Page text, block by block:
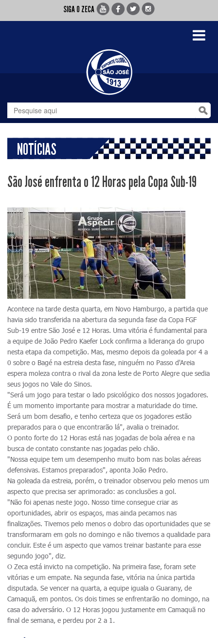
SIGA O ZECA
Toggle
NOTÍCIAS
São José enfrenta o 12 Horas pela Copa Sub-19
Acontece na tarde desta quarta, em Novo Hamburgo, a partida que
havia sido transferida na abertura da segunda fase da Copa FGF
Sub-19 entre São José e 12 Horas. Uma vitória é fundamental para
a equipe de João Pedro Kaefer Lock confirma a liderança do grupo
nesta etapa da competição. Mas, mesmo depois da goleada por 4 a
0 sobre o Bagé na estreia desta fase, ninguém no Passo d'Areia
espera moleza contra o rival da zona leste de Porto Alegre que sedia
seus jogos no Vale do Sinos.
"Será um jogo para testar o lado psicológico dos nossos jogadores.
É um momento importante para mostrar a maturidade do time.
Será um bom desafio, e tenho certeza que os jogadores estão
preparados para o que encontrarão lá", avalia o treinador.
O ponto forte do 12 Horas está nas jogadas de bola aérea e na
busca de contato constante nas jogadas pelo chão.
"Nossa equipe tem um desempenho muito bom nas bolas aéreas
defensivas. Estamos preparados", aponta João Pedro.
Na goleada da estreia, porém, o treinador observou pelo menos um
aspecto que precisa ser aprimorado: as conclusões a gol.
"Não foi apenas neste jogo. Nosso time consegue criar as
oportunidades, abrir os espaços, mas ainda pecamos nas
finalizações. Tivemos pelo menos o dobro das oportunidades que se
transformaram em gols no domingo e não tivemos a qualidade para
concluir. Este é um aspecto que vamos treinar bastante para esse
segundo jogo", diz.
O Zeca está invicto na competição. Na primeira fase, foram sete
vitórias e um empate. Na segunda fase, vitória na única partida
disputada. Se vencer na quarta, a equipe iguala o Guarany, de
Camaquã, em pontos. Os dois times se enfrentarão no domingo, na
casa do adversário. O 12 Horas jogou justamente em Camaquã no
final de semana, e perdeu por 2 a 1.